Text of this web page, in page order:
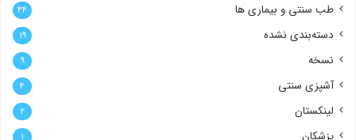
طب سنتی و بیماری ها ۴۴
دسته‌بندی نشده ۱۹
نسخه ۹
آشپزی سنتی ۴
لینکستان ۲
پزشکان ۱